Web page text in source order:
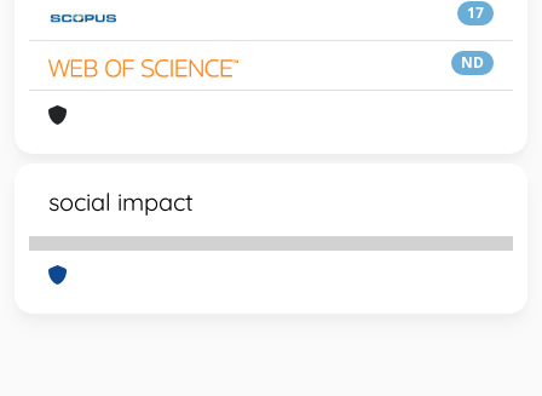
17
ND
social impact